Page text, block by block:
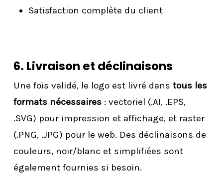
Satisfaction complète du client
6. Livraison et déclinaisons
Une fois validé, le logo est livré dans tous les
formats nécessaires: vectoriel (.AI, .EPS,
.SVG) pour impression et affichage, et raster
(.PNG, .JPG) pour le web. Des déclinaisons de
couleurs, noir/blanc et simplifiées sont
également fournies si besoin.